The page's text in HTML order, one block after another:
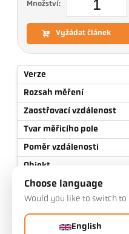
Množství:
Vyžádat článek
Verze
Rozsah měření
Zaostřovací vzdálenost
Tvar měřicího pole
Poměr vzdálenosti
Objekt
Princip měření
Zaměřovací zařízení
Choose language
Would you like to switch to
English